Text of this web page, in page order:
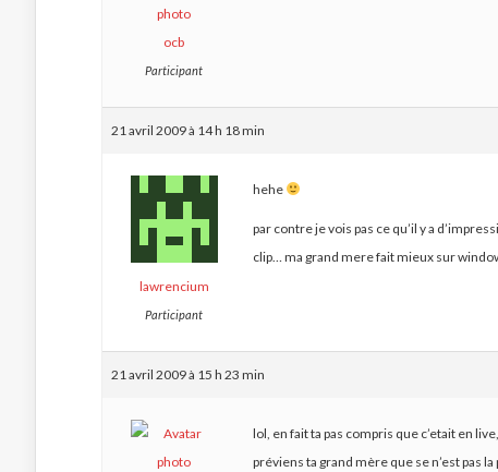
ocb
Participant
21 avril 2009 à 14 h 18 min
lawrencium
Participant
hehe
par contre je vois pas ce qu’il y a
clip… ma grand mere fait mieux sur
21 avril 2009 à 15 h 23 min
lol, en fait ta pas compris que c’etait en
préviens ta grand mère que se n’est pas